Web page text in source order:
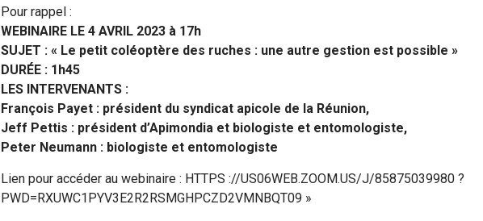
Pour rappel :
WEBINAIRE LE 4 AVRIL 2023 à 17h
SUJET : « Le petit coléoptère des ruches : une autre gestion est possible »
DURÉE : 1h45
LES INTERVENANTS :
François Payet : président du syndicat apicole de la Réunion,
Jeff Pettis : président d’Apimondia et biologiste et entomologiste,
Peter Neumann : biologiste et entomologiste
Lien pour accéder au webinaire : HTTPS ://US06WEB.ZOOM.US/J/85875039980 ?
PWD=RXUWC1PYV3E2R2RSMGHPCZD2VMNBQT09 »